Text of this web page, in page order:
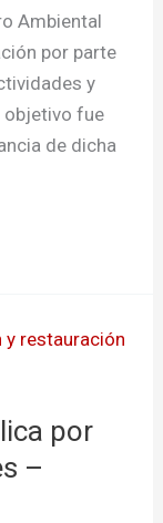
Ambiental
por parte
y
objetivo fue
de dicha
por
–